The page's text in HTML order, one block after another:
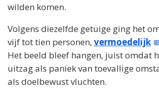
wilden komen.
Volgens diezelfde getuige ging het
vijf tot tien personen, vermoedelijk
Het beeld bleef hangen, juist omdat
uitzag als paniek van toevallige
als doelbewust vluchten.